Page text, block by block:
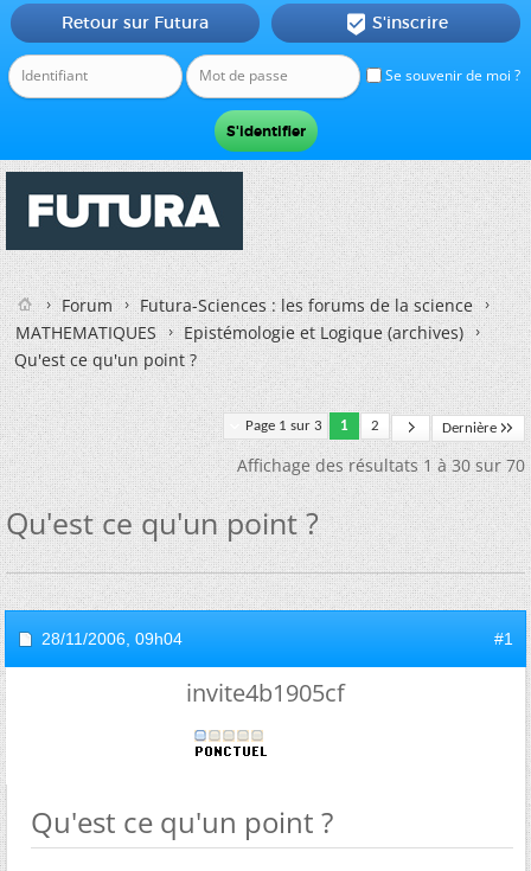
Se souvenir de moi ?
Retour sur Futura  S'inscrire
Forum
Futura-Sciences : les forums de la science
MATHEMATIQUES
Epistémologie et Logique (archives)
Qu'est ce qu'un point ?
Page 1 sur 3 1 2 Dernière
Affichage des résultats 1 à 30 sur 70
Qu'est ce qu'un point ?
28/11/2006, 09h04 #1
invite4b1905cf
Qu'est ce qu'un point ?